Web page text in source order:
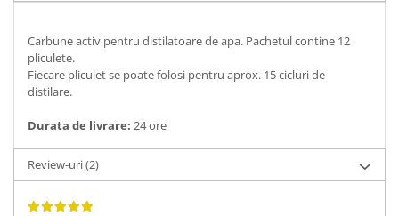
Carbune activ pentru distilatoare de apa. Pachetul contine 12
pliculete.
Fiecare pliculet se poate folosi pentru aprox. 15 cicluri de
distilare.
Durata de livrare: 24 ore
Review-uri(2)